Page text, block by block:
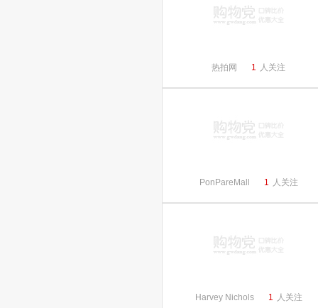
热拍网 1 人关注
PonPareMall 1 人关注
Harvey Nichols 1 人关注